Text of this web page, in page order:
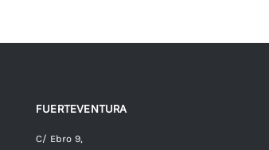
FUERTEVENTURA
C/ Ebro 9,